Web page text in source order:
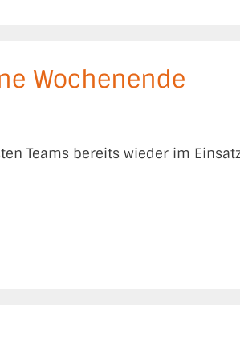
Wochenende
Teams bereits wieder im